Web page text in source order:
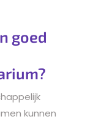
goed
kunnen